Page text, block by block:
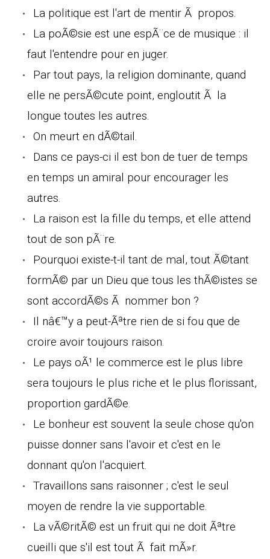
La politique est l'art de mentir Ã propos.
La poÃ©sie est une espÃ¨ce de musique : il
faut l'entendre pour en juger.
Par tout pays, la religion dominante, quand
elle ne persÃ©cute point, engloutit Ã la
longue toutes les autres.
On meurt en dÃ©tail.
Dans ce pays-ci il est bon de tuer de temps
en temps un amiral pour encourager les
autres.
La raison est la fille du temps, et elle attend
tout de son pÃ¨re.
Pourquoi existe-t-il tant de mal, tout Ã©tant
formÃ© par un Dieu que tous les thÃ©istes se
sont accordÃ©s Ã nommer bon ?
Il nâ€™y a peut-Ãªtre rien de si fou que de
croire avoir toujours raison.
Le pays oÃ¹ le commerce est le plus libre
sera toujours le plus riche et le plus florissant,
proportion gardÃ©e.
Le bonheur est souvent la seule chose qu'on
puisse donner sans l'avoir et c'est en le
donnant qu'on l'acquiert.
Travaillons sans raisonner ; c'est le seul
moyen de rendre la vie supportable.
La vÃ©ritÃ© est un fruit qui ne doit Ãªtre
cueilli que s'il est tout Ã fait mÃ»r.